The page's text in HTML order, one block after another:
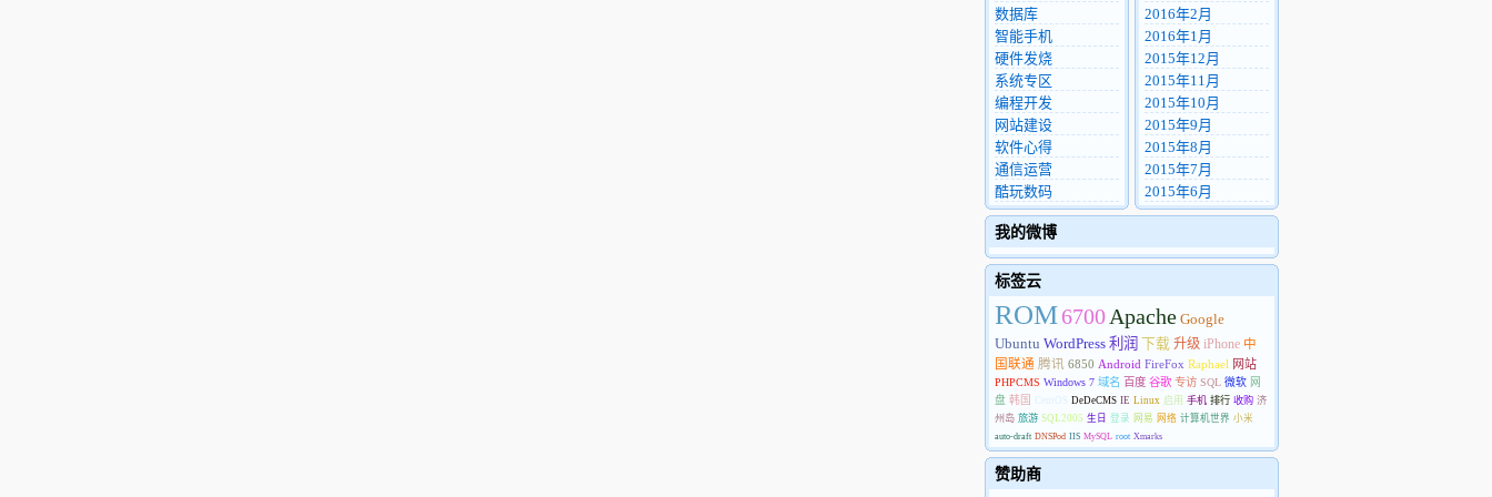
数据库
智能手机
硬件发烧
系统专区
编程开发
网站建设
软件心得
通信运营
酷玩数码
2016年2月
2016年1月
2015年12月
2015年11月
2015年10月
2015年9月
2015年8月
2015年7月
2015年6月
我的微博
标签云
ROM6700 Apache Google
Ubuntu WordPress 利润 下载 升级 iPhone 中
国联通 腾讯 6850 Android FireFox Raphael 网站
PHPCMS Windows 7 域名 百度 谷歌 专访 SQL 微软 网
盘 韩国 CentOS DeDeCMS IE Linux 启用 手机 排行 收购 济
州岛 旅游 SQL2005 生日 登录 网易 网络 计算机世界 小米
auto-draft DNSPod IIS MySQL root Xmarks
赞助商